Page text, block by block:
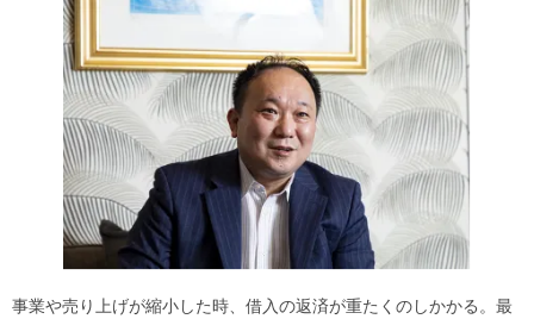
事業や売り上げが縮小した時、借入の返済が重たくのしかかる。最